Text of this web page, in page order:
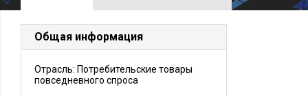
Общая информация
Отрасль: Потребительские товары
повседневного спроса